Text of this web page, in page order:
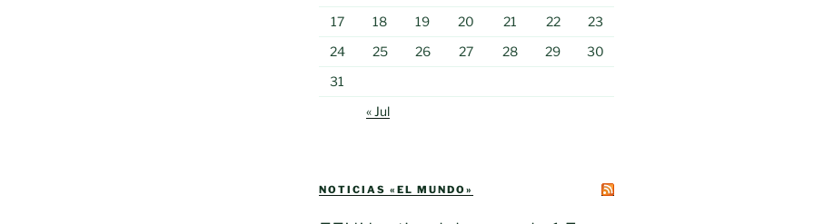
17
18 19 20 21 22
23
24
25 26 27 28 29
30
31
« Jul
NOTICIAS «EL MUNDO»